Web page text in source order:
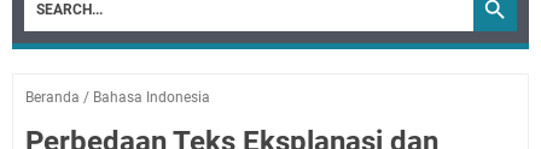
Beranda / Bahasa Indonesia
Perbedaan Teks Eksplanasi dan